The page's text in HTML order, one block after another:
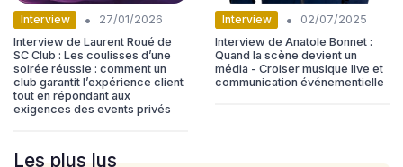
Interview •
27/01/2026
Interview de Laurent Roué de
SC Club : Les coulisses d’une
soirée réussie : comment un
club garantit l’expérience client
tout en répondant aux
exigences des events privés
Interview •
02/07/2025
Interview de Anatole Bonnet :
Quand la scène devient un
média - Croiser musique live et
communication événementielle
Les plus lus